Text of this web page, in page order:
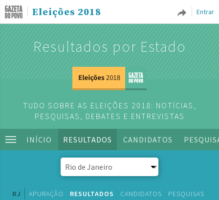
Entrar
Eleições 2018
Resultados por Estado
TUDO SOBRE AS ELEIÇÕES 2018: NOTÍCIAS,
PESQUISAS, DEBATES E ENTREVISTAS
INÍCIO RESULTADOS CANDIDATOS
RJ APURAÇÃO RESULTADOS CANDIDATOS PESQUISAS